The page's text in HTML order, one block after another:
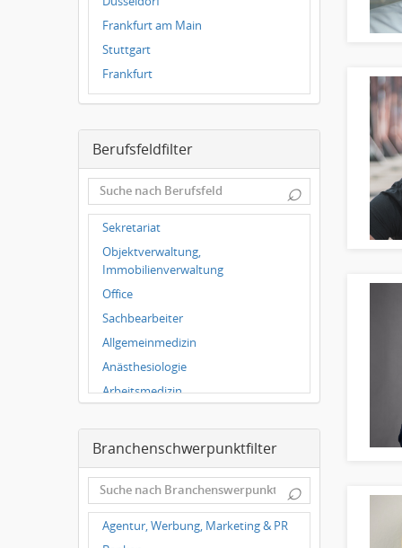
Frankfurt am Main
Stuttgart
Frankfurt
Dresden
Leipzig
Dortmund
Wuppertal
Hallbergmoos
Würzburg
Grünwald
Ulm
Bielefeld
Hannover
Berufsfeldfilter
⌕
Sekretariat
Objektverwaltung,
Immobilienverwaltung
Office
Sachbearbeiter
Allgemeinmedizin
Anästhesiologie
Arbeitsmedizin
Chirurgie
Frauenheilkunde, Geburtshilfe
Hals-Nasen-Ohrenheilkunde
Hautkrankheiten,
Geschlechtskrankheiten
Branchenschwerpunktfilter
⌕
Agentur, Werbung, Marketing & PR